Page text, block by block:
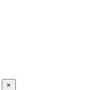
×